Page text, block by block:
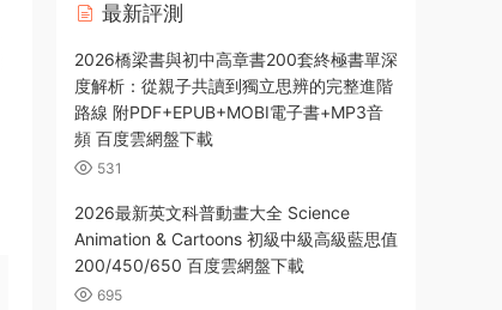
最新評測
2026橋梁書與初中高章書200套終極書單深
度解析：從親子共讀到獨立思辨的完整進階
路線 附PDF+EPUB+MOBI電子書+MP3音
頻 百度雲網盤下載
531
2026最新英文科普動畫大全 Science
Animation & Cartoons 初級中級高級藍思值
200/450/650 百度雲網盤下載
695